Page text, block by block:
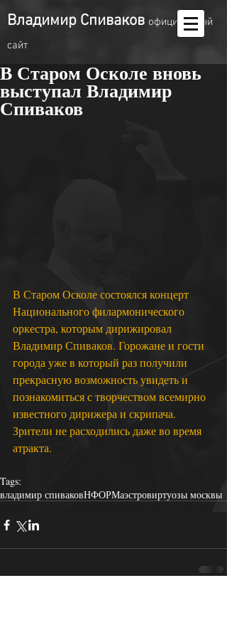
Владимир Спиваков oфициальный
сайт
В Старом Осколе вновь
выступал Владимир
Спиваков
В Старом Осколе состоялся концерт
Национального филармонического
оркестра, которым дирижировал
Владимир Спиваков. Горожане и гости
города уже в который раз получили
прекрасную возможность увидеть и
познакомиться с творчеством всемирно
известного дирижера и скрипача.
Зрители не расходились даже во время
атракта.
Tags:
владимир спиваковНФОРМаэстровиртуозы москвы